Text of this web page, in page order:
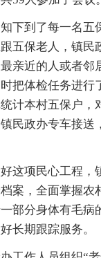
下到了每一名五
五保老人，镇民
亲近的人或者邻
把体检任务进行
计本村五保户，
民政办专车接送
这项民心工程，
案，全面掌握农
部分身体有毛病
长期跟踪服务。